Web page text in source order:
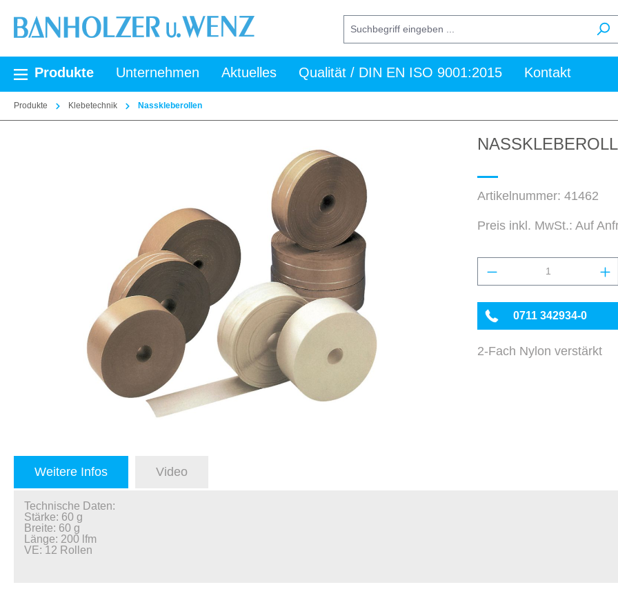
Zur Hauptnavigation springen
Produkte Unternehmen Aktuelles Qualität / DIN EN ISO 9001:2015 Kontakt
Produkte Klebetechnik Nasskleberollen
Artikelnummer: 41462
Preis inkl. MwSt.: Auf
Produkt Anzahl:
0711 342934-0
2-Fach Nylon verstärkt
Weitere Infos Video
Technische Daten:
Stärke: 60 g
Breite: 60 g
Länge: 200 lfm
VE: 12 Rollen